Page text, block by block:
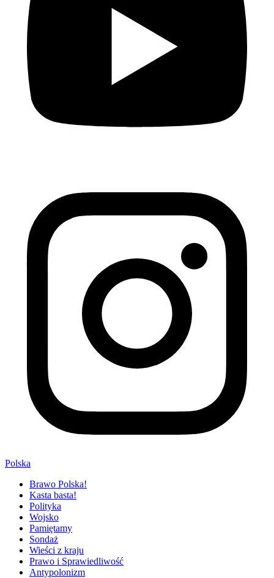
Polska
Brawo Polska!
Kasta basta!
Polityka
Wojsko
Pamiętamy
Sondaż
Wieści z kraju
Prawo i Sprawiedliwość
Antypolonizm